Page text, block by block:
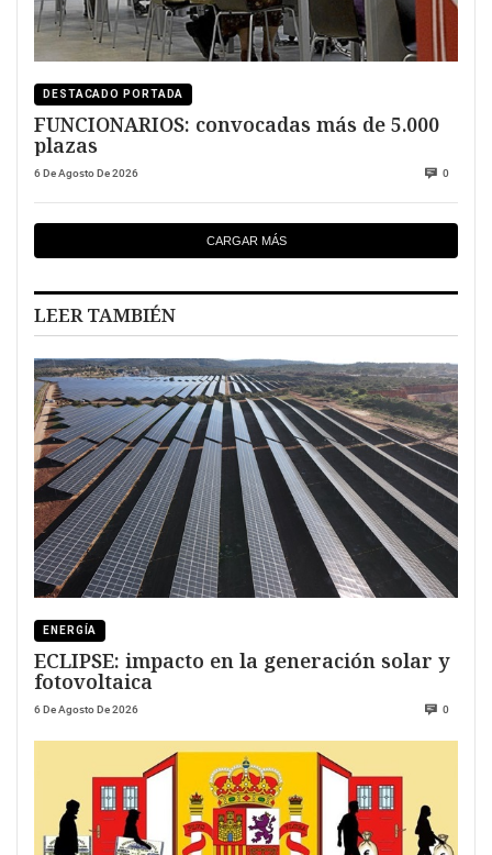
DESTACADO PORTADA
FUNCIONARIOS: convocadas más de 5.000
plazas
6 De Agosto De 2026 0
CARGAR MÁS
LEER TAMBIÉN
ENERGÍA
ECLIPSE: impacto en la generación solar y
fotovoltaica
6 De Agosto De 2026 0